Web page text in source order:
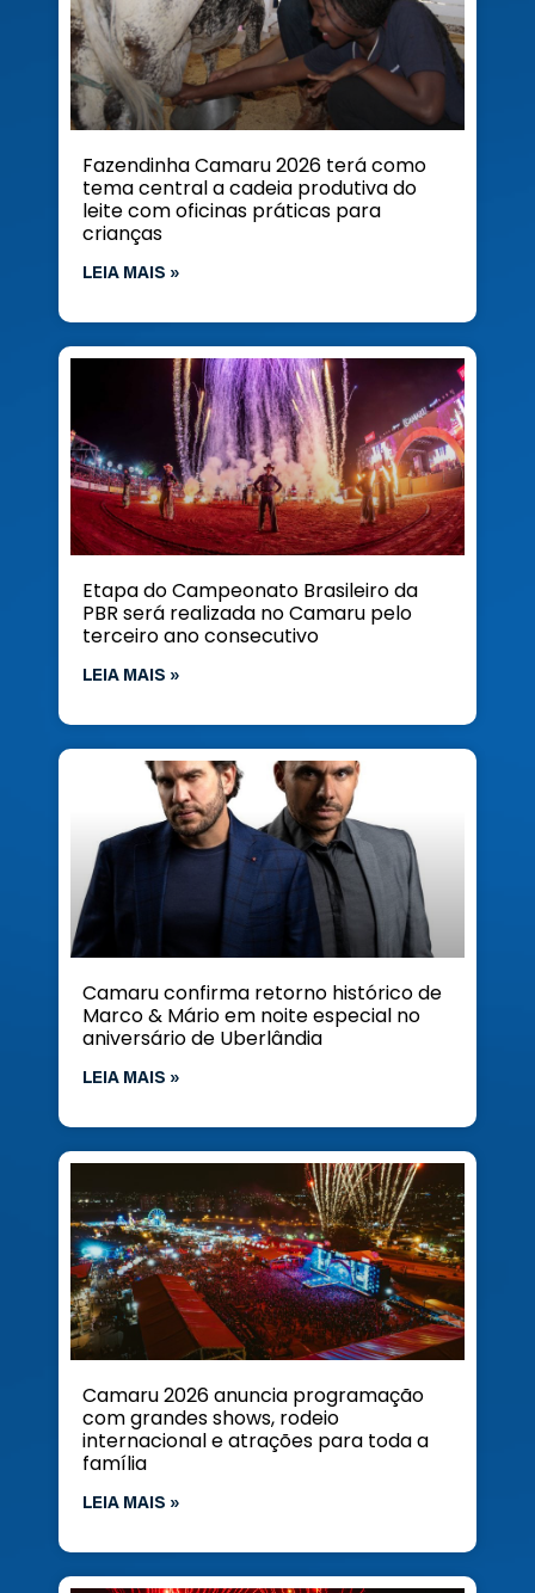
Fazendinha Camaru 2026 terá como
tema central a cadeia produtiva do
leite com oficinas práticas para
crianças
LEIA MAIS »
Etapa do Campeonato Brasileiro da
PBR será realizada no Camaru pelo
terceiro ano consecutivo
LEIA MAIS »
Camaru confirma retorno histórico de
Marco & Mário em noite especial no
aniversário de Uberlândia
LEIA MAIS »
Camaru 2026 anuncia programação
com grandes shows, rodeio
internacional e atrações para toda a
família
LEIA MAIS »